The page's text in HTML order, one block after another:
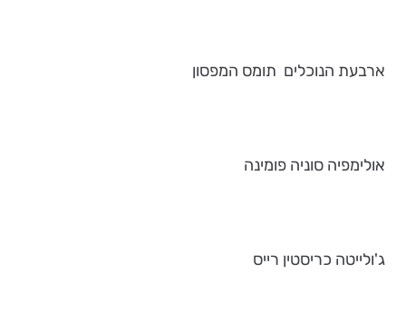
ארבעת הנוכלים תומס המפסון
אולימפיה סוניה פומינה
ג'ולייטה כריסטין רייס